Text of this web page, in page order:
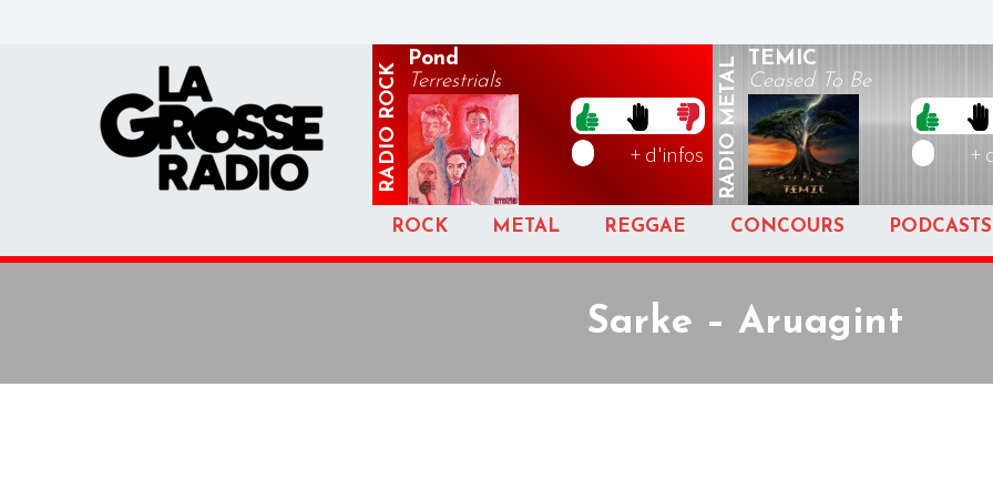
RADIO
ROCK
Pond
Terrestrials
+ d'infos RADIO
METAL
TEMIC
Ceased To Be
+
ROCK METAL REGGAE CONCOURS PODCASTS
Sarke – Aruagint